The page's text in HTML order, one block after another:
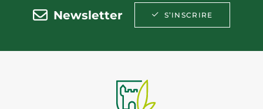
Newsletter S’INSCRIRE